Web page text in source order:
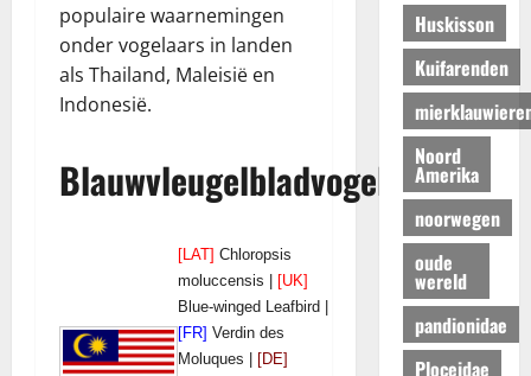
populaire waarnemingen
onder vogelaars in landen
als Thailand, Maleisië en
Indonesië.
Blauwvleugelbladvogel
[LAT] Chloropsis
moluccensis |
[UK]
Blue-winged Leafbird |
[FR] Verdin des
Moluques |
[DE]
Huskisson
Kuifarenden
Noord
Amerika
noorwegen
oude
wereld
pandionidae
Ploceidae